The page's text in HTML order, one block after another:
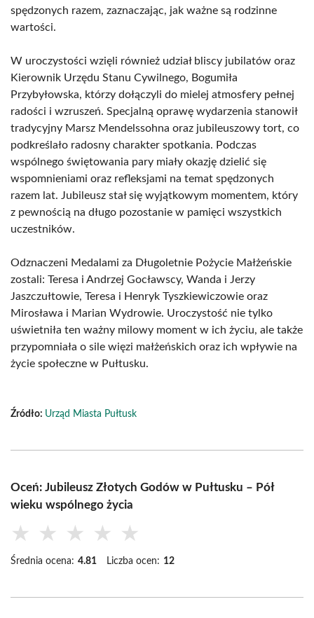
spędzonych razem, zaznaczając, jak ważne są rodzinne
wartości.
W uroczystości wzięli również udział bliscy jubilatów oraz
Kierownik Urzędu Stanu Cywilnego, Bogumiła
Przybyłowska, którzy dołączyli do mielej atmosfery pełnej
radości i wzruszeń. Specjalną oprawę wydarzenia stanowił
tradycyjny Marsz Mendelssohna oraz jubileuszowy tort, co
podkreślało radosny charakter spotkania. Podczas
wspólnego świętowania pary miały okazję dzielić się
wspomnieniami oraz refleksjami na temat spędzonych
razem lat. Jubileusz stał się wyjątkowym momentem, który
z pewnością na długo pozostanie w pamięci wszystkich
uczestników.
Odznaczeni Medalami za Długoletnie Pożycie Małżeńskie
zostali: Teresa i Andrzej Gocławscy, Wanda i Jerzy
Jaszczułtowie, Teresa i Henryk Tyszkiewiczowie oraz
Mirosława i Marian Wydrowie. Uroczystość nie tylko
uświetniła ten ważny milowy moment w ich życiu, ale także
przypomniała o sile więzi małżeńskich oraz ich wpływie na
życie społeczne w Pułtusku.
Źródło: Urząd Miasta Pułtusk
Oceń: Jubileusz Złotych Godów w Pułtusku – Pół
wieku wspólnego życia
★ ★ ★ ★ ★
Średnia ocena: 4.81 Liczba ocen: 12